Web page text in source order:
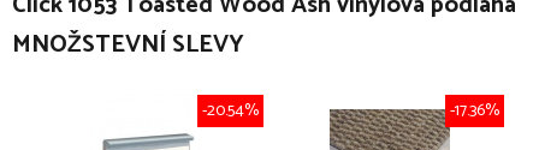
MNOŽSTEVNÍ SLEVY
-20.54% -17.36%